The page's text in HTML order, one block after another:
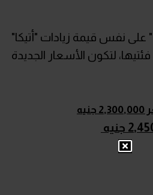
حصلت "تاراكو Tarraco" على نفس قيمة زيادات "أتيكا"
فئتيها، لتكون الأسعار الجديدة